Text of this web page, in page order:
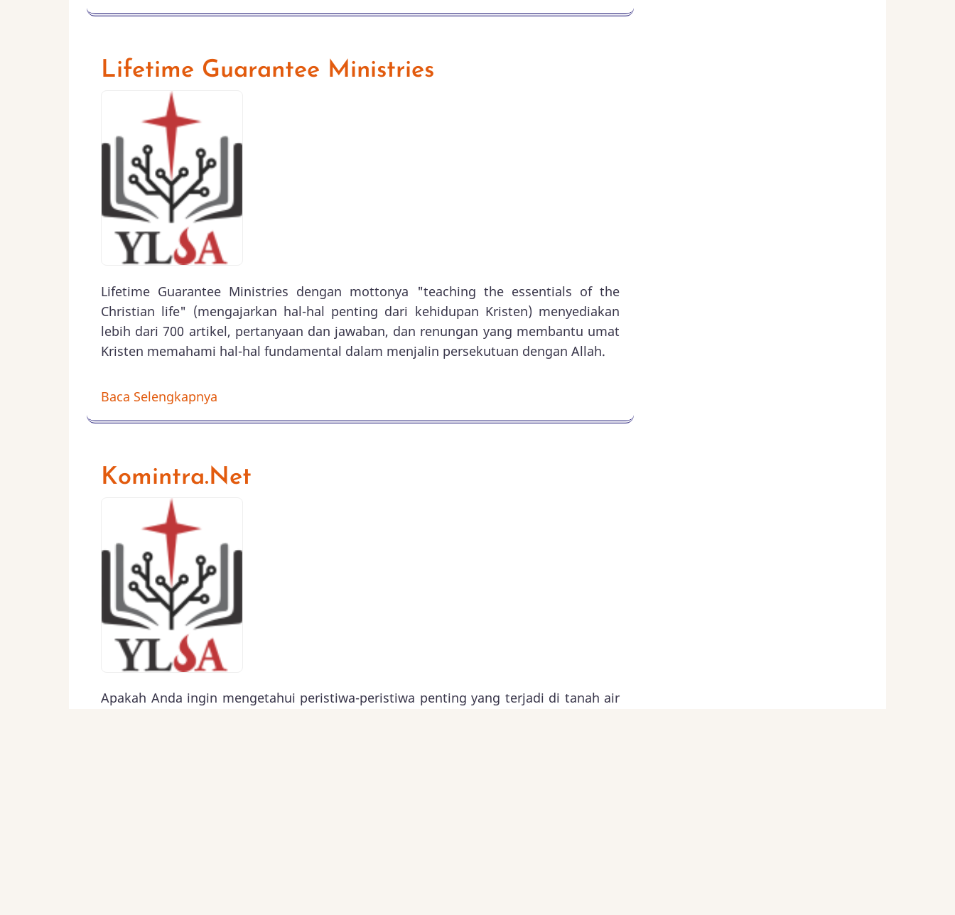
Lifetime Guarantee Ministries
Lifetime Guarantee Ministries dengan mottonya "teaching the essentials of the
Christian life" (mengajarkan hal-hal penting dari kehidupan Kristen) menyediakan
lebih dari 700 artikel, pertanyaan dan jawaban, dan renungan yang membantu umat
Kristen memahami hal-hal fundamental dalam menjalin persekutuan dengan Allah.
Baca Selengkapnya
Komintra.Net
Apakah Anda ingin mengetahui peristiwa-peristiwa penting yang terjadi di tanah air